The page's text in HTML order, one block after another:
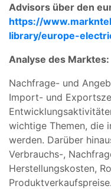
Advisors über den
https://
library/europe-
Analyse des Marktes:
Nachfrage- und
Import- und
wichtige Themen, die
werden. Darüber
Verbrauchs-,
Herstellungskosten,
Produktverkaufspreise.